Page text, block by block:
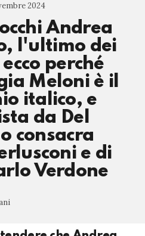
2024
Andrea
l'ultimo dei
perché
Meloni è il
italico, e
da Del
consacra
e di
Verdone